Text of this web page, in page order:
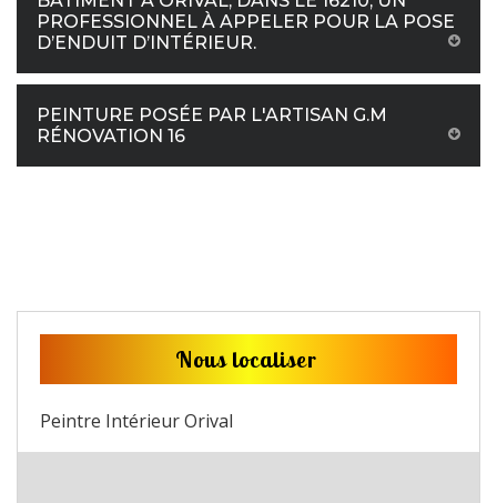
PROFESSIONNEL À APPELER POUR LA POSE
D’ENDUIT D’INTÉRIEUR.
PEINTURE POSÉE PAR L'ARTISAN G.M
RÉNOVATION 16
Nous localiser
Peintre Intérieur Orival